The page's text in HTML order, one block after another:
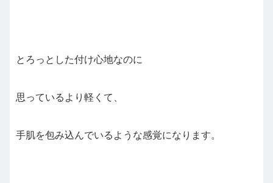
とろっとした付け心地なのに
思っているより軽くて、
手肌を包み込んでいるような感覚になります。